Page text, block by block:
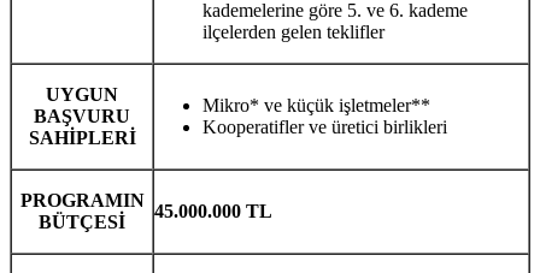
kademelerine göre 5. ve 6. kademe
ilçelerden gelen teklifler
UYGUN
BAŞVURU
SAHİPLERİ
Mikro* ve küçük işletmeler**
Kooperatifler ve üretici birlikleri
PROGRAMIN
BÜTÇESİ
45.000.000 TL